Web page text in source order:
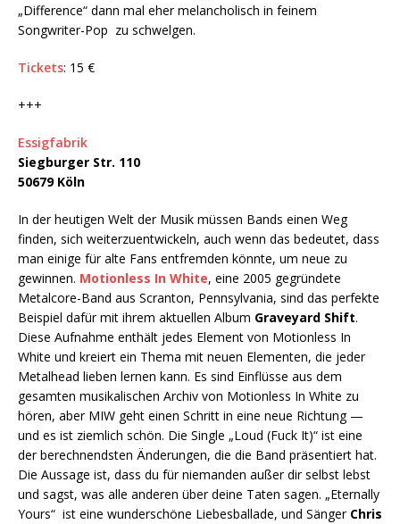
„Difference“ dann mal eher melancholisch in feinem
Songwriter-Pop zu schwelgen.
Tickets: 15 €
+++
Essigfabrik
Siegburger Str. 110
50679 Köln
In der heutigen Welt der Musik müssen Bands einen Weg
finden, sich weiterzuentwickeln, auch wenn das bedeutet, dass
man einige für alte Fans entfremden könnte, um neue zu
gewinnen. Motionless In White, eine 2005 gegründete
Metalcore-Band aus Scranton, Pennsylvania, sind das perfekte
Beispiel dafür mit ihrem aktuellen Album Graveyard Shift.
Diese Aufnahme enthält jedes Element von Motionless In
White und kreiert ein Thema mit neuen Elementen, die jeder
Metalhead lieben lernen kann. Es sind Einflüsse aus dem
gesamten musikalischen Archiv von Motionless In White zu
hören, aber MIW geht einen Schritt in eine neue Richtung —
und es ist ziemlich schön. Die Single „Loud (Fuck It)“ ist eine
der berechnendsten Änderungen, die die Band präsentiert hat.
Die Aussage ist, dass du für niemanden außer dir selbst lebst
und sagst, was alle anderen über deine Taten sagen. „Eternally
Yours“ ist eine wunderschöne Liebesballade, und Sänger Chris